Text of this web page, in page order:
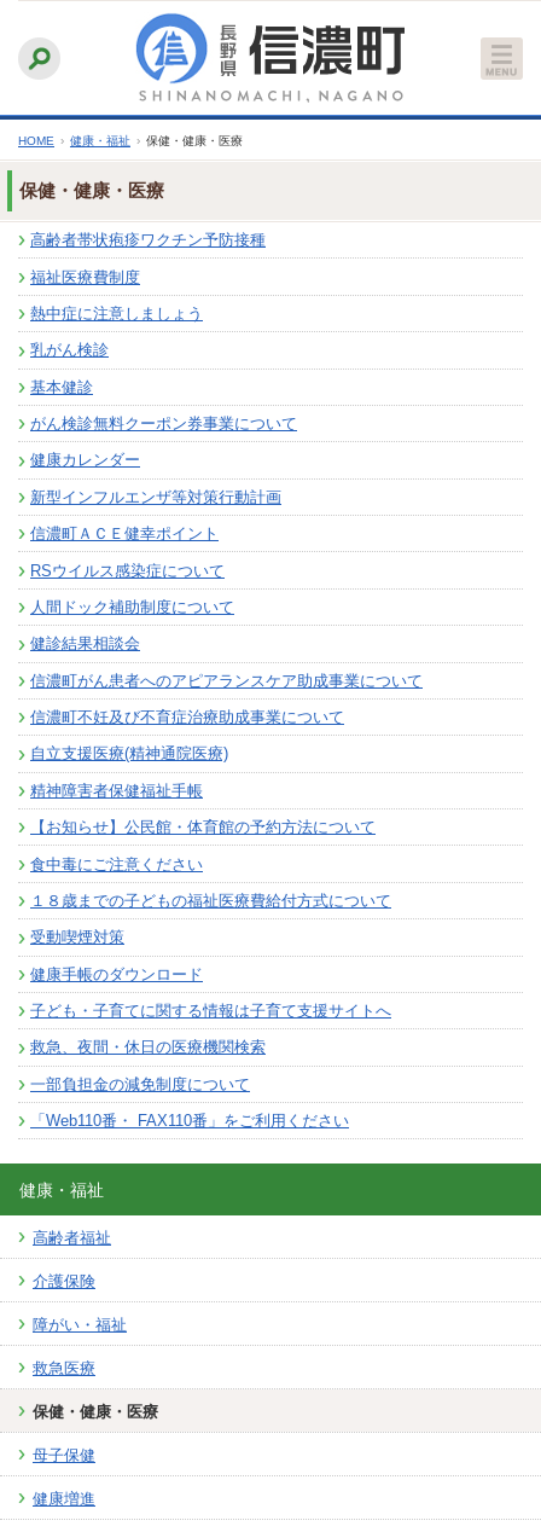
文
へ
ふりがなをつける
文字サイズ
縮小 標準 拡大
HOME › 健康・福祉 › 保健・健康・医療
保健・健康・医療
高齢者帯状疱疹ワクチン予防接種
福祉医療費制度
熱中症に注意しましょう
乳がん検診
基本健診
がん検診無料クーポン券事業について
健康カレンダー
新型インフルエンザ等対策行動計画
信濃町ＡＣＥ健幸ポイント
RSウイルス感染症について
人間ドック補助制度について
健診結果相談会
信濃町がん患者へのアピアランスケア助成事業について
信濃町不妊及び不育症治療助成事業について
自立支援医療(精神通院医療)
精神障害者保健福祉手帳
【お知らせ】公民館・体育館の予約方法について
食中毒にご注意ください
１８歳までの子どもの福祉医療費給付方式について
受動喫煙対策
健康手帳のダウンロード
子ども・子育てに関する情報は子育て支援サイトへ
救急、夜間・休日の医療機関検索
一部負担金の減免制度について
「Web110番・ FAX110番」をご利用ください
健康・福祉
高齢者福祉
介護保険
障がい・福祉
救急医療
保健・健康・医療
母子保健
健康増進